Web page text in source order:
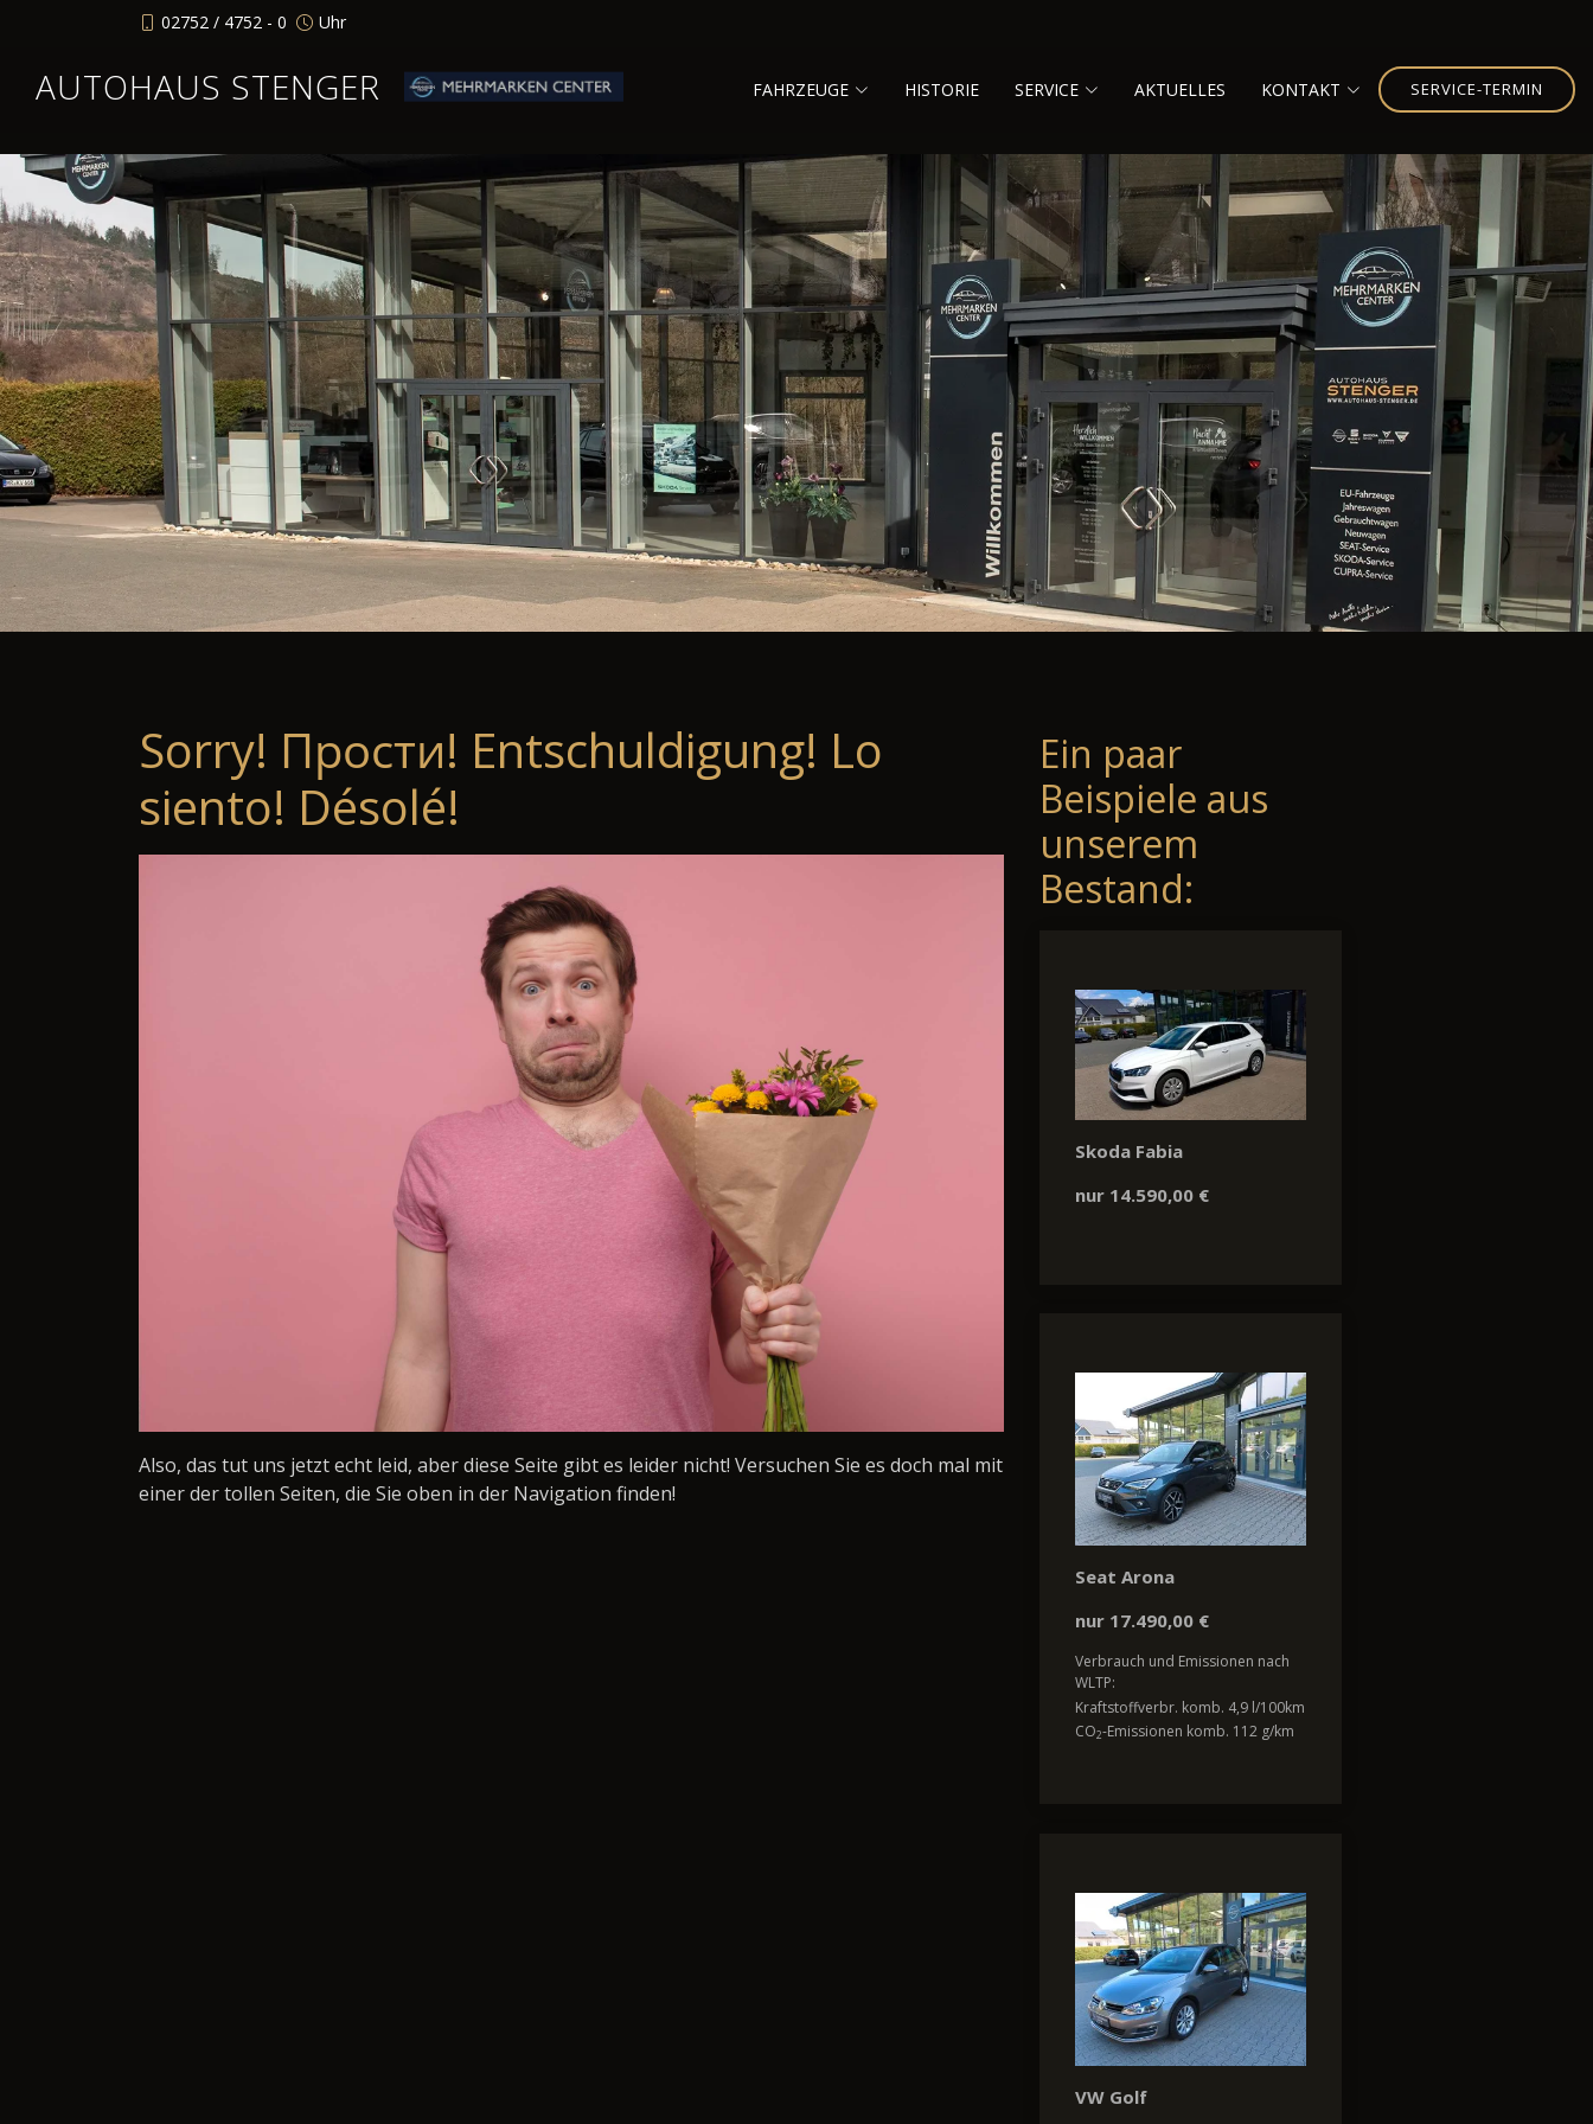
02752 / 4752 - 0 Uhr
AUTOHAUS STENGER FAHRZEUGE HISTORIE SERVICE AKTUELLES KONTAKT SERVICE-TERMIN
Sorry! Прости! Entschuldigung! Lo
siento! Désolé!
Also, das tut uns jetzt echt leid, aber diese Seite gibt es leider nicht! Versuchen Sie es doch mal mit
einer der tollen Seiten, die Sie oben in der Navigation finden!
Ein paar
Beispiele aus
unserem
Bestand:
Skoda Fabia
nur 14.590,00 €
Seat Arona
nur 17.490,00 €
Verbrauch und Emissionen nach
WLTP:
Kraftstoffverbr. komb. 4,9 l/100km
CO2-Emissionen komb. 112 g/km
VW Golf